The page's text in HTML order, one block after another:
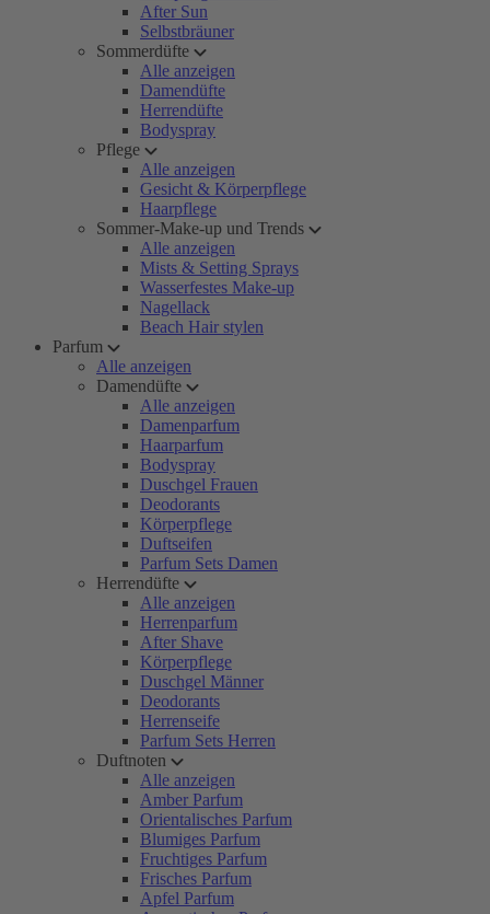
After Sun
Selbstbräuner
Sommerdüfte
Alle anzeigen
Damendüfte
Herrendüfte
Bodyspray
Pflege
Alle anzeigen
Gesicht & Körperpflege
Haarpflege
Sommer-Make-up und Trends
Alle anzeigen
Mists & Setting Sprays
Wasserfestes Make-up
Nagellack
Beach Hair stylen
Parfum
Alle anzeigen
Damendüfte
Alle anzeigen
Damenparfum
Haarparfum
Bodyspray
Duschgel Frauen
Deodorants
Körperpflege
Duftseifen
Parfum Sets Damen
Herrendüfte
Alle anzeigen
Herrenparfum
After Shave
Körperpflege
Duschgel Männer
Deodorants
Herrenseife
Parfum Sets Herren
Duftnoten
Alle anzeigen
Amber Parfum
Orientalisches Parfum
Blumiges Parfum
Fruchtiges Parfum
Frisches Parfum
Apfel Parfum